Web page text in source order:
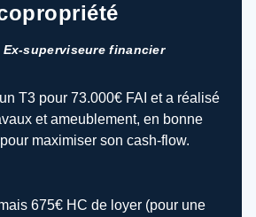
Ex-superviseure financier
T3 pour 73.000€ FAI et a réalisé
et ameublement, en bonne
maximiser son cash-flow.
675€ HC de loyer (pour une